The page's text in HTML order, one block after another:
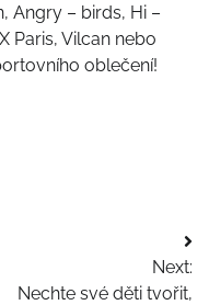
Angry – birds, Hi –
Paris, Vilcan nebo
oblečení!
Next:
Nechte své děti tvořit,